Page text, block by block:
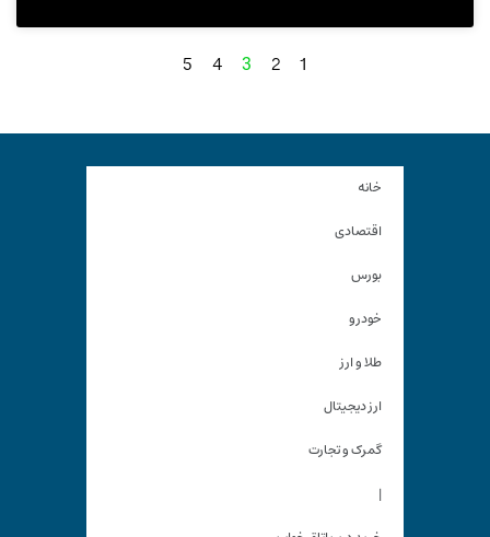
1
2
3
4
5
خانه
اقتصادی
بورس
خودرو
طلا و ارز
ارز دیجیتال
گمرک و تجارت
|